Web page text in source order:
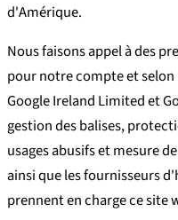
d'Amérique.
Nous faisons appel à des
pour notre compte et
Google Ireland Limited et
gestion des balises,
usages abusifs et mesure
ainsi que les fournisseurs
prennent en charge ce site